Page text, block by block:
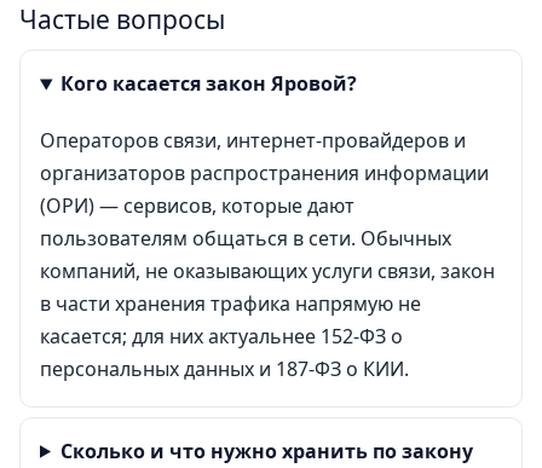
Частые вопросы
Кого касается закон Яровой?
Операторов связи, интернет-провайдеров и
организаторов распространения информации
(ОРИ) — сервисов, которые дают
пользователям общаться в сети. Обычных
компаний, не оказывающих услуги связи, закон
в части хранения трафика напрямую не
касается; для них актуальнее 152-ФЗ о
персональных данных и 187-ФЗ о КИИ.
Сколько и что нужно хранить по закону